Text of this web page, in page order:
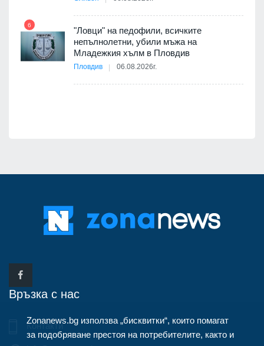
6
"Ловци" на педофили, всичките
непълнолетни, убили мъжа на
Младежкия хълм в Пловдив
Пловдив 06.08.2026г.
Връзка с нас
Контакти
Zonanews.bg използва „бисквитки“, които помагат
за подобряване престоя на потребителите, както и